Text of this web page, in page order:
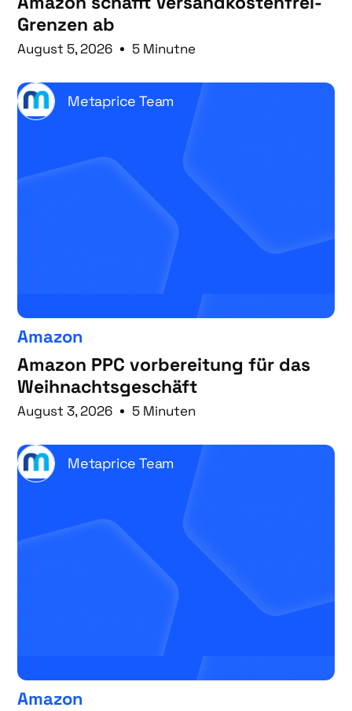
Grenzen ab
August 5, 2026 5 Minutne
Metaprice Team
Amazon
Amazon PPC vorbereitung für das
Weihnachtsgeschäft
August 3, 2026 5 Minuten
Metaprice Team
Amazon